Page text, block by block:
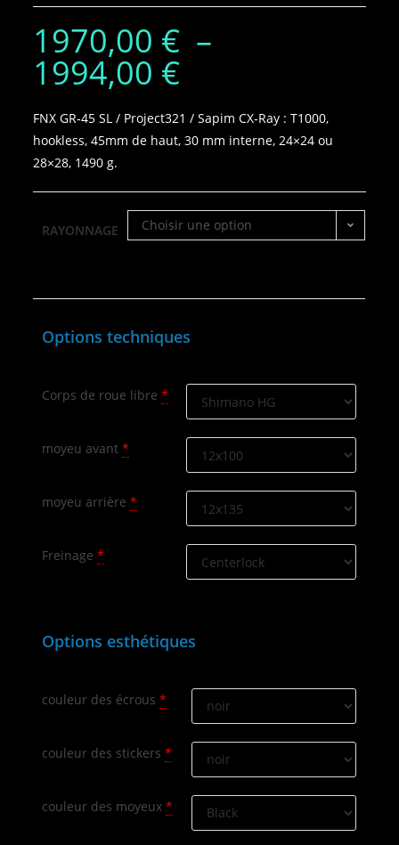
1970,00 € –
1994,00 €
FNX GR‑45 SL / Project321 / Sapim CX‑Ray : T1000,
hookless, 45mm de haut, 30 mm interne, 24×24 ou
28×28, 1490 g.
RAYONNAGE Choisir une option
Options techniques
Corps de roue libre *
moyeu avant *
moyeu arrière *
Freinage *
Options esthétiques
couleur des écrous *
couleur des stickers *
couleur des moyeux *